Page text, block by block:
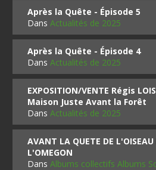
Après la Quête - Épisode 5
DansActualités de 2025
Après la Quête - Épisode 4
DansActualités de 2025
EXPOSITION/VENTE Régis
Maison Juste Avant la Forêt
DansActualités de 2025
AVANT LA QUETE DE
L'OMEGON
DansAlbums collectifs Albums